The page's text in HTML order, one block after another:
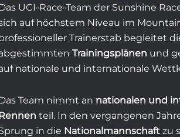
UCI-Race-Team der Sunshine
auf höchstem Niveau im
Trainerstab begleitet
Trainingsplänen und
nationale und internationale
Team nimmt an nationalen und
teil. In den vergangenen
in die Nationalmannschaft zu